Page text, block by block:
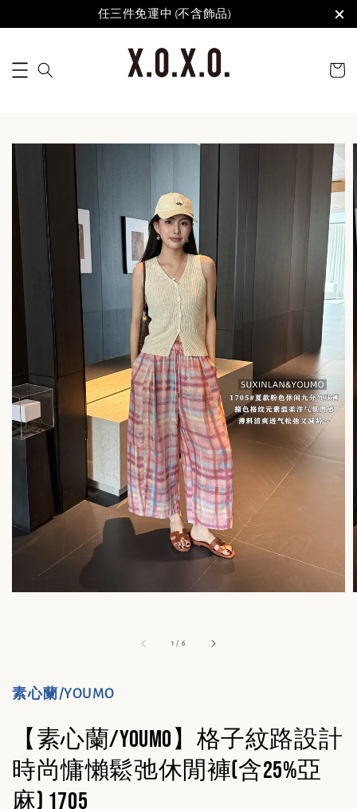
任三件免運中 (不含飾品)
1 / 6
素心蘭/YOUMO
【素心蘭/YOUMO】格子紋路設計
時尚慵懶鬆弛休閒褲(含25%亞
麻) 1705